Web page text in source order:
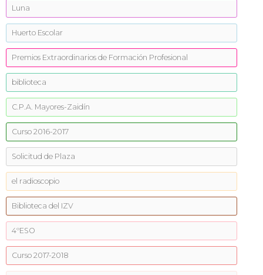
Luna
Huerto Escolar
Premios Extraordinarios de Formación Profesional
biblioteca
C.P.A. Mayores-Zaidín
Curso 2016-2017
Solicitud de Plaza
el radioscopio
Biblioteca del IZV
4ºESO
Curso 2017-2018